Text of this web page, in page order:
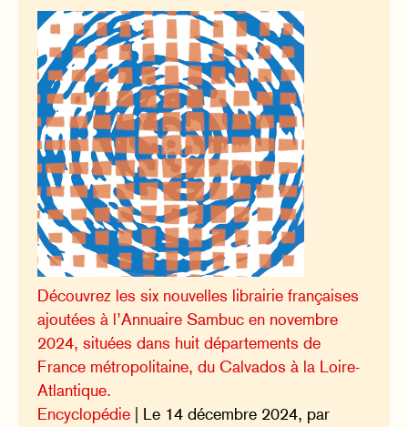
Découvrez les six nouvelles librairie françaises
ajoutées à l’Annuaire Sambuc en novembre
2024, situées dans huit départements de
France métropolitaine, du Calvados à la Loire-
Atlantique.
Encyclopédie | Le 14 décembre 2024, par